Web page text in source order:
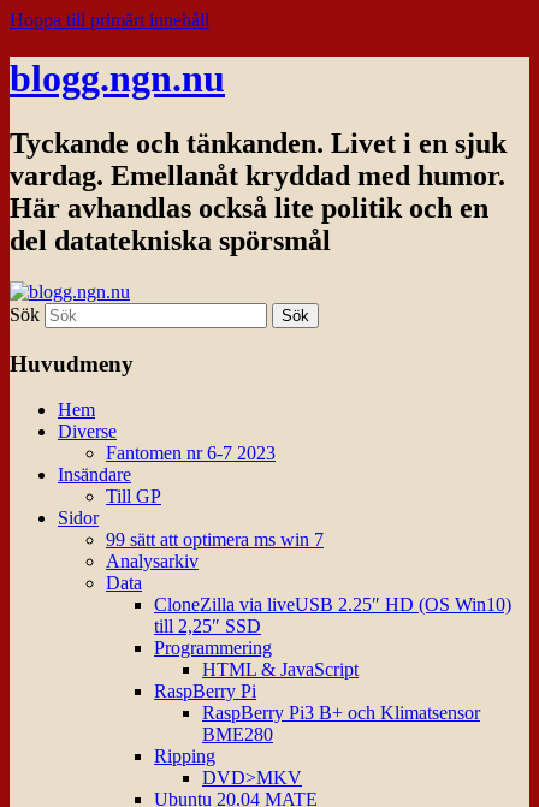
Hoppa till primärt innehåll
blogg.ngn.nu
Tyckande och tänkanden. Livet i en sjuk
vardag. Emellanåt kryddad med humor.
Här avhandlas också lite politik och en
del datatekniska spörsmål
Sök
Huvudmeny
Hem
Diverse
Fantomen nr 6-7 2023
Insändare
Till GP
Sidor
99 sätt att optimera ms win 7
Analysarkiv
Data
CloneZilla via liveUSB 2.25″ HD (OS Win10)
till 2,25″ SSD
Programmering
HTML & JavaScript
RaspBerry Pi
RaspBerry Pi3 B+ och Klimatsensor
BME280
Ripping
DVD>MKV
Ubuntu 20.04 MATE